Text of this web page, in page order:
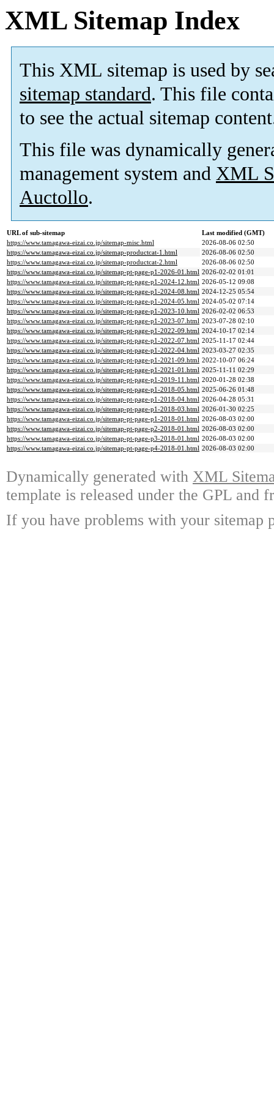
XML Sitemap Index
This XML sitemap is used by
sitemap standard. This file
to see the actual sitemap
This file was dynamically
management system and XML
Auctollo.
URL of sub-sitemap
Last modified (GMT)
https://www.tamagawa-eizai.co.jp/sitemap-misc.html
2026-08-06 02:50
https://www.tamagawa-eizai.co.jp/sitemap-productcat-1.html
2026-08-06 02:50
https://www.tamagawa-eizai.co.jp/sitemap-productcat-2.html
2026-08-06 02:50
https://www.tamagawa-eizai.co.jp/sitemap-pt-page-p1-2026-01.html 2026-02-02 01:01
https://www.tamagawa-eizai.co.jp/sitemap-pt-page-p1-2024-12.html 2026-05-12 09:08
https://www.tamagawa-eizai.co.jp/sitemap-pt-page-p1-2024-08.html 2024-12-25 05:54
https://www.tamagawa-eizai.co.jp/sitemap-pt-page-p1-2024-05.html 2024-05-02 07:14
https://www.tamagawa-eizai.co.jp/sitemap-pt-page-p1-2023-10.html 2026-02-02 06:53
https://www.tamagawa-eizai.co.jp/sitemap-pt-page-p1-2023-07.html 2023-07-28 02:10
https://www.tamagawa-eizai.co.jp/sitemap-pt-page-p1-2022-09.html 2024-10-17 02:14
https://www.tamagawa-eizai.co.jp/sitemap-pt-page-p1-2022-07.html 2025-11-17 02:44
https://www.tamagawa-eizai.co.jp/sitemap-pt-page-p1-2022-04.html 2023-03-27 02:35
https://www.tamagawa-eizai.co.jp/sitemap-pt-page-p1-2021-09.html 2022-10-07 06:24
https://www.tamagawa-eizai.co.jp/sitemap-pt-page-p1-2021-01.html 2025-11-11 02:29
https://www.tamagawa-eizai.co.jp/sitemap-pt-page-p1-2019-11.html 2020-01-28 02:38
https://www.tamagawa-eizai.co.jp/sitemap-pt-page-p1-2018-05.html 2025-06-26 01:48
https://www.tamagawa-eizai.co.jp/sitemap-pt-page-p1-2018-04.html 2026-04-28 05:31
https://www.tamagawa-eizai.co.jp/sitemap-pt-page-p1-2018-03.html 2026-01-30 02:25
https://www.tamagawa-eizai.co.jp/sitemap-pt-page-p1-2018-01.html 2026-08-03 02:00
https://www.tamagawa-eizai.co.jp/sitemap-pt-page-p2-2018-01.html 2026-08-03 02:00
https://www.tamagawa-eizai.co.jp/sitemap-pt-page-p3-2018-01.html 2026-08-03 02:00
https://www.tamagawa-eizai.co.jp/sitemap-pt-page-p4-2018-01.html 2026-08-03 02:00
Dynamically generated with XML
template is released under the GPL and
If you have problems with your sitemap